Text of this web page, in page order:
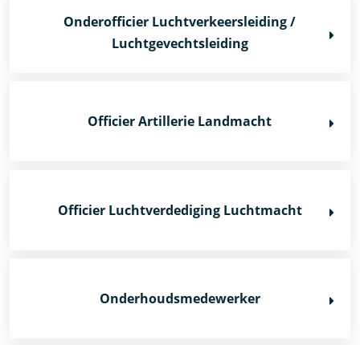
Onderofficier Luchtverkeersleiding /
Luchtgevechtsleiding
Officier Artillerie Landmacht
Officier Luchtverdediging Luchtmacht
Onderhoudsmedewerker